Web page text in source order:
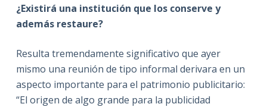
¿Existirá una institución que los conserve y
además restaure?
Resulta tremendamente significativo que ayer
mismo una reunión de tipo informal derivara en un
aspecto importante para el patrimonio publicitario:
“El origen de algo grande para la publicidad